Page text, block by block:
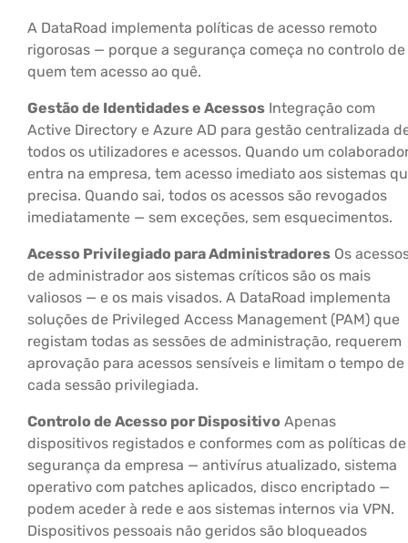
A DataRoad implementa políticas de acesso remoto
rigorosas — porque a segurança começa no controlo de
quem tem acesso ao quê.
Gestão de Identidades e Acessos Integração com
Active Directory e Azure AD para gestão centralizada
todos os utilizadores e acessos. Quando um
entra na empresa, tem acesso imediato aos sistemas
precisa. Quando sai, todos os acessos são revogados
imediatamente — sem exceções, sem esquecimentos.
Acesso Privilegiado para Administradores Os
de administrador aos sistemas críticos são os mais
valiosos — e os mais visados. A DataRoad implementa
soluções de Privileged Access Management (PAM) que
registam todas as sessões de administração, requerem
aprovação para acessos sensíveis e limitam o tempo de
cada sessão privilegiada.
Controlo de Acesso por Dispositivo Apenas
dispositivos registados e conformes com as políticas de
segurança da empresa — antivírus atualizado, sistema
operativo com patches aplicados, disco encriptado —
podem aceder à rede e aos sistemas internos via VPN.
Dispositivos pessoais não geridos são bloqueados